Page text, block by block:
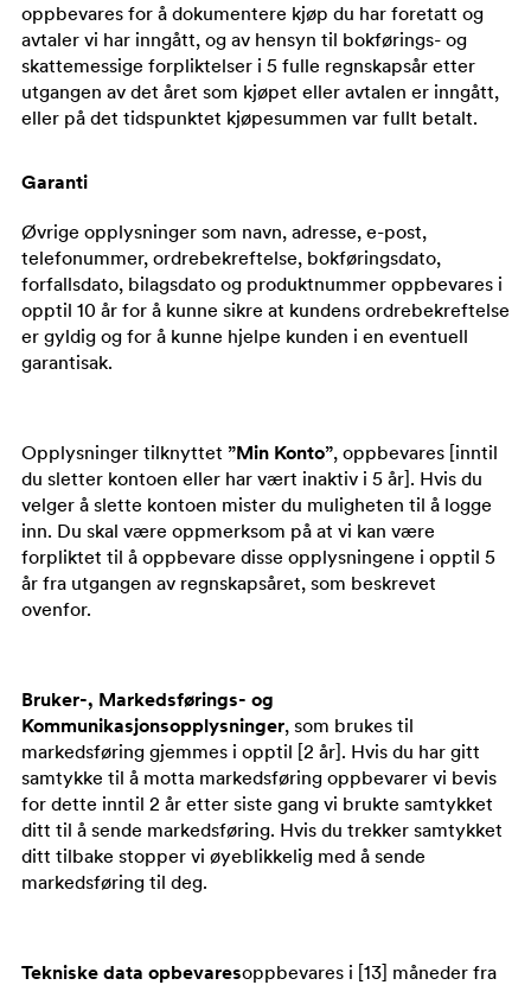
oppbevares for å dokumentere kjøp du har foretatt og
avtaler vi har inngått, og av hensyn til bokførings- og
skattemessige forpliktelser i 5 fulle regnskapsår etter
utgangen av det året som kjøpet eller avtalen er inngått,
eller på det tidspunktet kjøpesummen var fullt betalt.
Garanti
Øvrige opplysninger som navn, adresse, e-post,
telefonummer, ordrebekreftelse, bokføringsdato,
forfallsdato, bilagsdato og produktnummer oppbevares i
opptil 10 år for å kunne sikre at kundens ordrebekreftelse
er gyldig og for å kunne hjelpe kunden i en eventuell
garantisak.
Opplysninger tilknyttet ”Min Konto”, oppbevares [inntil
du sletter kontoen eller har vært inaktiv i 5 år]. Hvis du
velger å slette kontoen mister du muligheten til å logge
inn. Du skal være oppmerksom på at vi kan være
forpliktet til å oppbevare disse opplysningene i opptil 5
år fra utgangen av regnskapsåret, som beskrevet
ovenfor.
Bruker-, Markedsførings- og
Kommunikasjonsopplysninger, som brukes til
markedsføring gjemmes i opptil [2 år]. Hvis du har gitt
samtykke til å motta markedsføring oppbevarer vi bevis
for dette inntil 2 år etter siste gang vi brukte samtykket
ditt til å sende markedsføring. Hvis du trekker samtykket
ditt tilbake stopper vi øyeblikkelig med å sende
markedsføring til deg.
Tekniske data opbevaresoppbevares i [13] måneder fra